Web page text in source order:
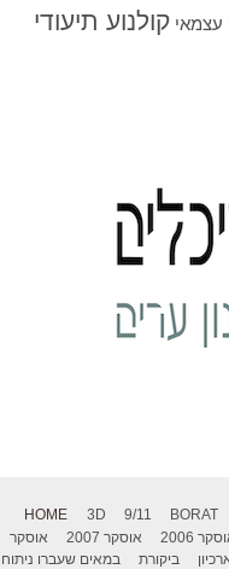
עצמאי קולנוע תיעודי
HOME 3D 9/11 BORAT
2006 אוסקר 2007
אוסקר
ביקורת
במאים שעברו ניתוח